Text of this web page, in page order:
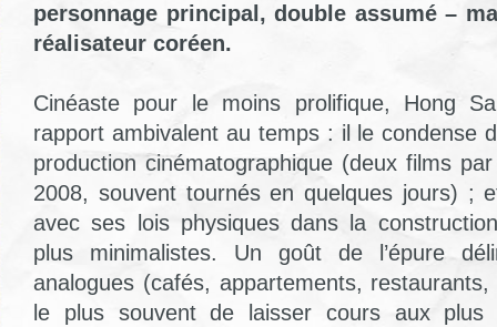
personnage principal, double assumé –
réalisateur coréen.
Cinéaste pour le moins prolifique, Hong
rapport ambivalent au temps : il le condense
production cinématographique (deux films
2008, souvent tournés en quelques jours) ;
avec ses lois physiques dans la
plus minimalistes. Un goût de l’épure
analogues (cafés, appartements,
le plus souvent de laisser cours aux plus